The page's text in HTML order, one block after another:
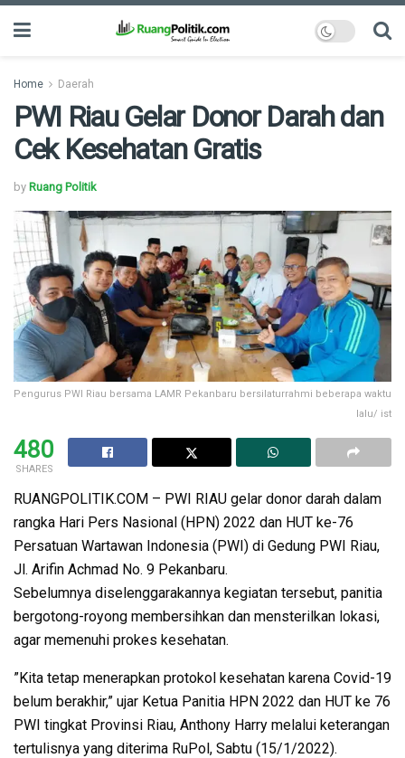
Home Daerah
PWI Riau Gelar Donor Darah dan
Cek Kesehatan Gratis
by Ruang Politik
Pengurus PWI Riau bersama LAMR Pekanbaru bersilaturrahmi beberapa waktu
lalu/ ist
480
SHARES
RUANGPOLITIK.COM – PWI RIAU gelar donor darah dalam
rangka Hari Pers Nasional (HPN) 2022 dan HUT ke-76
Persatuan Wartawan Indonesia (PWI) di Gedung PWI Riau,
Jl. Arifin Achmad No. 9 Pekanbaru.
Sebelumnya diselenggarakannya kegiatan tersebut, panitia
bergotong-royong membersihkan dan mensterilkan lokasi,
agar memenuhi prokes kesehatan.
”Kita tetap menerapkan protokol kesehatan karena Covid-19
belum berakhir,” ujar Ketua Panitia HPN 2022 dan HUT ke 76
PWI tingkat Provinsi Riau, Anthony Harry melalui keterangan
tertulisnya yang diterima RuPol, Sabtu (15/1/2022).